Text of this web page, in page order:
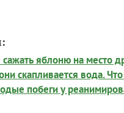
сажать яблоню на место
скапливается вода.
побеги у